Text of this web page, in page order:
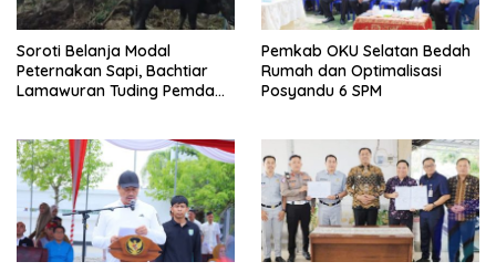
Soroti Belanja Modal
Peternakan Sapi, Bachtiar
Lamawuran Tuding Pemda
Pemkab OKU Selatan Bedah
Rumah dan Optimalisasi
Posyandu 6 SPM